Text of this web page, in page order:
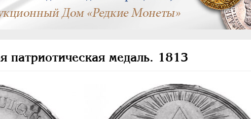
патриотическая медаль. 1813